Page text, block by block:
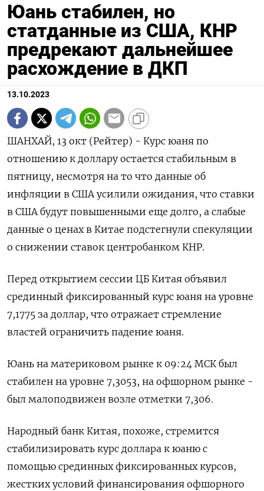
Юань стабилен, но
статданные из США, КНР
предрекают дальнейшее
расхождение в ДКП
13.10.2023
ШАНХАЙ, 13 окт (Рейтер) - Курс юаня по
отношению к доллару остается стабильным в
пятницу, несмотря на то что данные об
инфляции в США усилили ожидания, что ставки
в США будут повышенными еще долго, а слабые
данные о ценах в Китае подстегнули спекуляции
о снижении ставок центробанком КНР.
Перед открытием сессии ЦБ Китая объявил
срединный фиксированный курс юаня на уровне
7,1775 за доллар, что отражает стремление
властей ограничить падение юаня.
Юань на материковом рынке к 09:24 МСК был
стабилен на уровне 7,3053​, на офшорном рынке -
был малоподвижен возле отметки 7,306.
Народный банк Китая, похоже, стремится
стабилизировать курс доллара к юаню с
помощью срединных фиксированных курсов,
жестких условий финансирования офшорного